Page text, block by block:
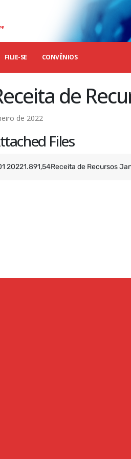
FILIE-SE CONVÊNIOS
de
de 2022
Files
20221.891,54Receita de Recursos